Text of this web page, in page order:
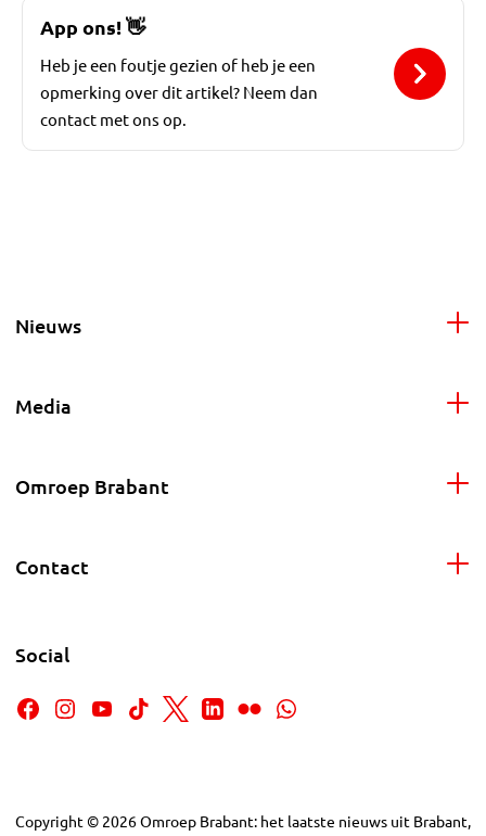
App ons!👋
Heb je een foutje gezien of heb je een
opmerking over dit artikel? Neem dan
contact met ons op.
Nieuws
Media
Omroep Brabant
Contact
Social
Copyright © 2026Omroep Brabant: het laatste nieuws uit Brabant,